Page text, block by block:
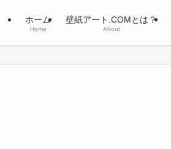
ホーム
Home
壁紙アート.COMとは？
About